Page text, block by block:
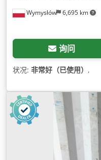
Wymysłów 6,695 km
询问
状况: 非常好（已使用） ,